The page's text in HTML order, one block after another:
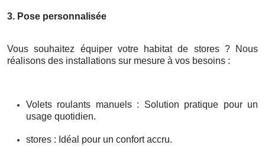
3. Pose personnalisée
Vous souhaitez équiper votre habitat de stores ? Nous
réalisons des installations sur mesure à vos besoins :
Volets roulants manuels : Solution pratique pour un
usage quotidien.
stores : Idéal pour un confort accru.